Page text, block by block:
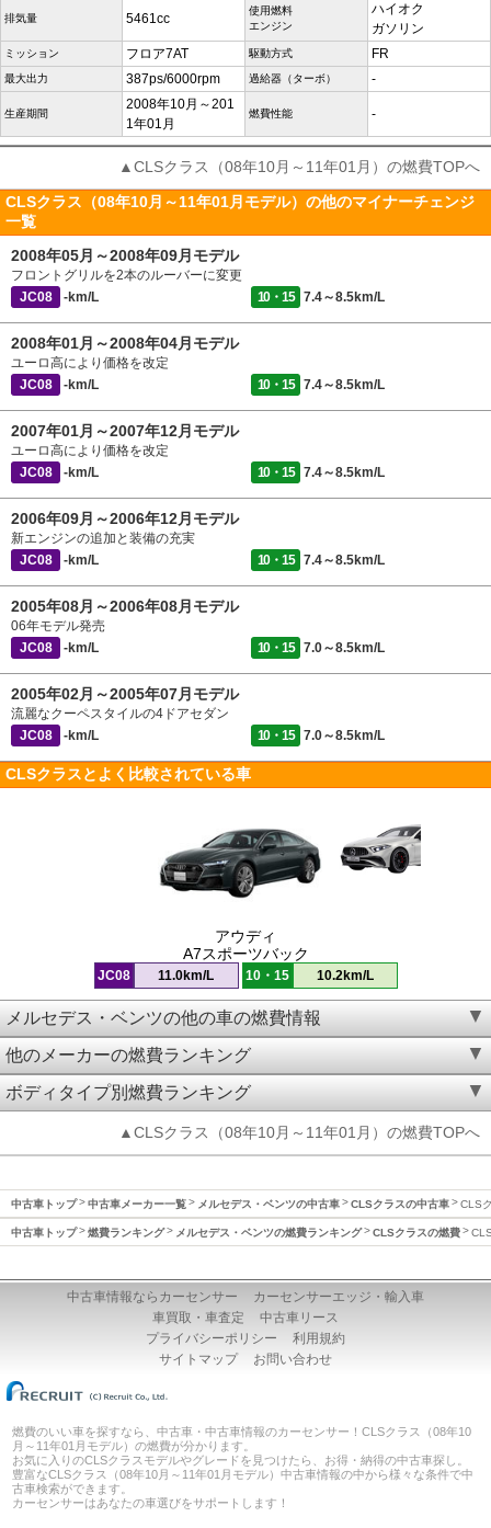
排気量 5461cc
使用燃料
エンジン
ハイオク
ガソリン
ミッション フロア7AT 駆動方式 FR
最大出力 387ps/6000rpm 過給器（ターボ） -
生産期間
2008年10月～201
1年01月
燃費性能 -
▲CLSクラス（08年10月～11年01月）の燃費TOPへ
CLSクラス（08年10月～11年01月モデル）の他のマイナーチェンジ
一覧
2008年05月～2008年09月モデル
フロントグリルを2本のルーバーに変更
JC08
-km/L 10・15 7.4～8.5km/L
2008年01月～2008年04月モデル
ユーロ高により価格を改定
JC08
-km/L 10・15 7.4～8.5km/L
2007年01月～2007年12月モデル
ユーロ高により価格を改定
JC08
-km/L 10・15 7.4～8.5km/L
2006年09月～2006年12月モデル
新エンジンの追加と装備の充実
JC08
-km/L 10・15 7.4～8.5km/L
2005年08月～2006年08月モデル
06年モデル発売
JC08
-km/L 10・15 7.0～8.5km/L
2005年02月～2005年07月モデル
流麗なクーペスタイルの4ドアセダン
JC08
-km/L 10・15 7.0～8.5km/L
CLSクラスとよく比較されている車
アウディ
A7スポーツバック
JC08 11.0km/L 10・15 10.2km/L
メルセデス・ベンツの他の車の燃費情報
他のメーカーの燃費ランキング
ボディタイプ別燃費ランキング
▲CLSクラス（08年10月～11年01月）の燃費TOPへ
中古車トップ 中古車メーカー一覧 メルセデス・ベンツの中古車 CLSクラスの中古車 CLS
中古車トップ 燃費ランキング メルセデス・ベンツの燃費ランキング CLSクラスの燃費
中古車情報ならカーセンサー
カーセンサーエッジ・輸入車
車買取・車査定
中古車リース
プライバシーポリシー
利用規約
サイトマップ
お問い合わせ
燃費のいい車を探すなら、中古車・中古車情報のカーセンサー！CLSクラス（08年10
月～11年01月モデル）の燃費が分かります。
お気に入りのCLSクラスモデルやグレードを見つけたら、お得・納得の中古車探し。
豊富なCLSクラス（08年10月～11年01月モデル）中古車情報の中から様々な条件で中
古車検索ができます。
カーセンサーはあなたの車選びをサポートします！